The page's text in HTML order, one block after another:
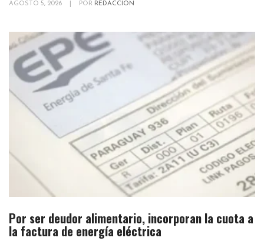
AGOSTO 5, 2026 POR REDACCION
Por ser deudor alimentario, incorporan la cuota a
la factura de energía eléctrica